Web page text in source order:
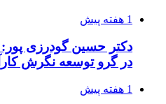
1 هفته پیش
دکتر حسین گودرزی پور:
در گرو توسعه نگرش
1 هفته پیش